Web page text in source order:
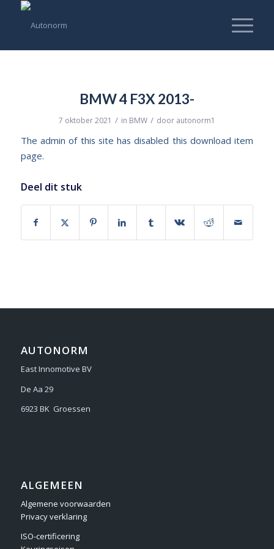
BMW 4 F3X 2013-
7 oktober 2021 / in BMW / door autonorm1
The admin of this site has disabled this download item
page.
Deel dit stuk
AUTONORM
East Innomotive BV
De Aa 29
6923 BK Groessen
ALGEMEEN
Algemene voorwaarden
Privacy verklaring
ISO-certificering